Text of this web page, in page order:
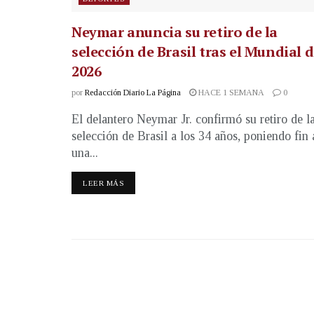
Neymar anuncia su retiro de la
selección de Brasil tras el Mundial
2026
por Redacción Diario La Página HACE 1 SEMANA 0
El delantero Neymar Jr. confirmó su retiro de la
selección de Brasil a los 34 años, poniendo fin
una...
LEER MÁS